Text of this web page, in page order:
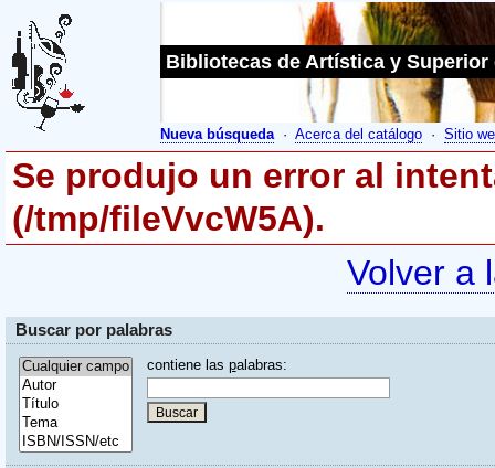
Bibliotecas de Artística y Superior
Nueva búsqueda· Acerca del catálogo · Sitio
Se produjo un error al
(/tmp/fileVvcW5A).
Volver a
Buscar por palabras
contiene las palabras: